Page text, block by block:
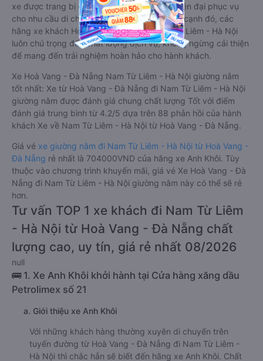
xe được trang bị đầy đủ các trang thiết bị hiện đại phục vụ
cho nhu cầu di chuyển của hành khách. Bên cạnh đó, các
hãng xe khách Hoà Vang - Đà Nẵng Nam Từ Liêm - Hà Nội
luôn chú trọng đến chất lượng dịch vụ, không ngừng cải thiện
để mang đến trải nghiệm hoàn hảo cho hành khách.
Xe Hoà Vang - Đà Nẵng Nam Từ Liêm - Hà Nội giường nằm
tốt nhất: Xe từ Hoà Vang - Đà Nẵng đi Nam Từ Liêm - Hà Nội
giường nằm được đánh giá chung chất lượng Tốt với điểm
đánh giá trung bình từ 4.2/5 dựa trên 88 phản hồi của hành
khách Xe về Nam Từ Liêm - Hà Nội từ Hoà Vang - Đà Nẵng.
Giá vé xe giường nằm đi Nam Từ Liêm - Hà Nội từ Hoà Vang -
Đà Nẵng rẻ nhất là 704000VND của hãng xe Anh Khôi. Tùy
thuộc vào chương trình khuyến mãi, giá vé Xe Hoà Vang - Đà
Nẵng đi Nam Từ Liêm - Hà Nội giường nằm này có thể sẽ rẻ
hơn.
Tư vấn TOP 1 xe khách đi Nam Từ Liêm
- Hà Nội từ Hoà Vang - Đà Nẵng chất
lượng cao, uy tín, giá rẻ nhất 08/2026
null
🚌 1. Xe Anh Khôi khởi hành tại Cửa hàng xăng dầu
Petrolimex số 21
a. Giới thiệu xe Anh Khôi
Với những khách hàng thường xuyên di chuyển trên
tuyến đường từ Hoà Vang - Đà Nẵng đi Nam Từ Liêm -
Hà Nội thì chắc hẳn sẽ biết đến hãng xe Anh Khôi. Chất